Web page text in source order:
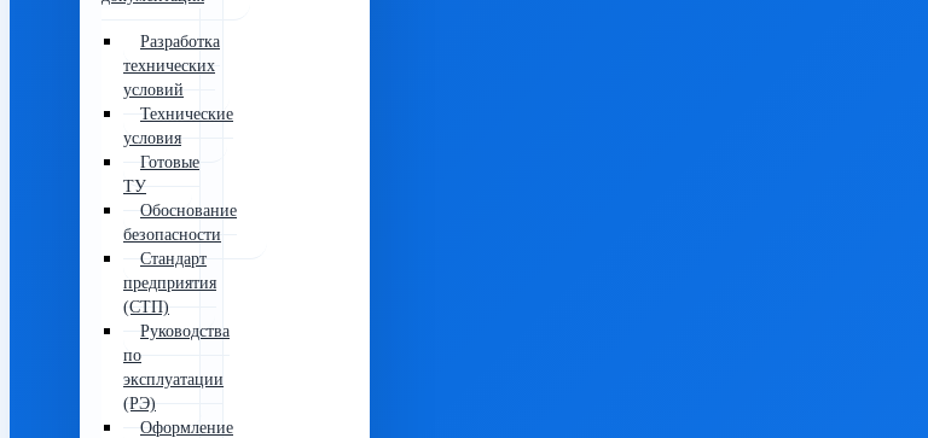
Разработка
технических
условий
Технические
условия
Готовые
ТУ
Обоснование
безопасности
Стандарт
предприятия
(СТП)
Руководства
по
эксплуатации
(РЭ)
Оформление